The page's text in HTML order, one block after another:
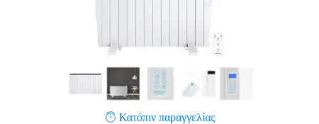
Κατόπιν παραγγελίας